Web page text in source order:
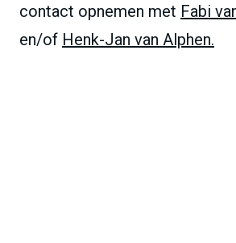
contact opnemen met Fabi
en/of Henk-Jan van Alphen.